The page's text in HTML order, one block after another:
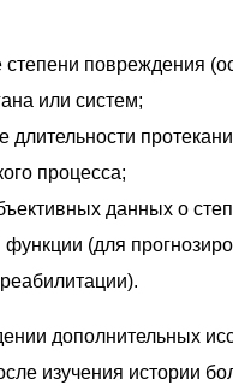
степени повреждения
или систем;
длительности
процесса;
данных о
(для
дополнительных
изучения истории